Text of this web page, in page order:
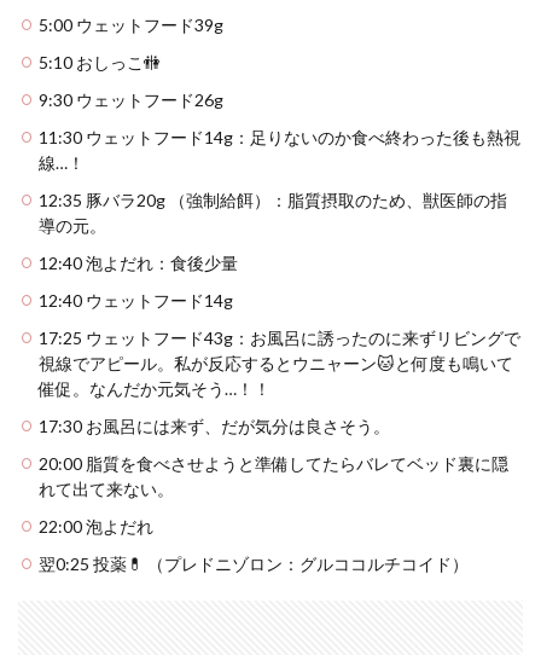
5:00 ウェットフード39g
5:10 おしっこ🚻
9:30 ウェットフード26g
11:30 ウェットフード14g：足りないのか食べ終わった後も熱視
線…！
12:35 豚バラ20g （強制給餌）：脂質摂取のため、獣医師の指
導の元。
12:40 泡よだれ：食後少量
12:40 ウェットフード14g
17:25 ウェットフード43g：お風呂に誘ったのに来ずリビングで
視線でアピール。私が反応するとウニャーン🐱と何度も鳴いて
催促。なんだか元気そう…！！
17:30 お風呂には来ず、だが気分は良さそう。
20:00 脂質を食べさせようと準備してたらバレてベッド裏に隠
れて出て来ない。
22:00 泡よだれ
翌0:25 投薬💊 （プレドニゾロン：グルココルチコイド）